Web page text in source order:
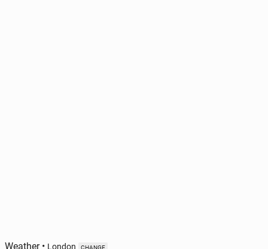
Weather• London CHANGE